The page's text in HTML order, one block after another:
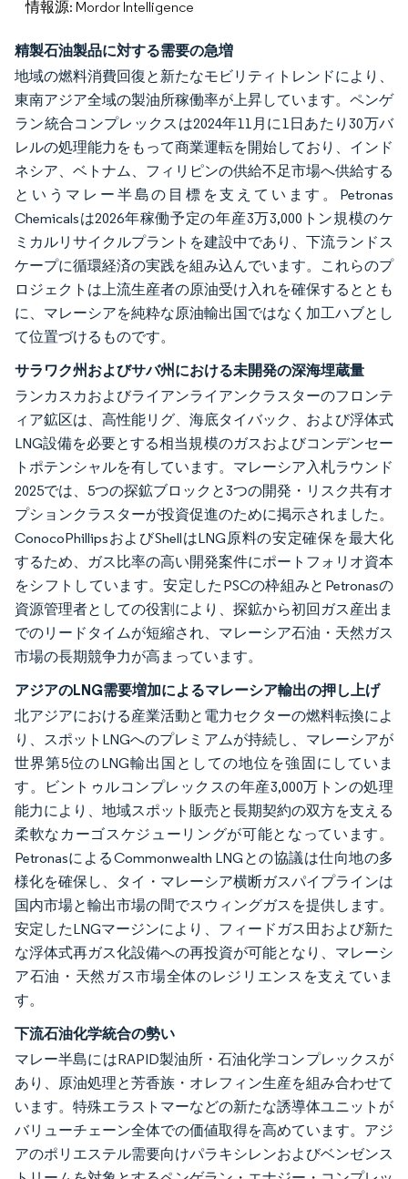
情報源: Mordor Intelligence
精製石油製品に対する需要の急増
地域の燃料消費回復と新たなモビリティトレンドにより、
東南アジア全域の製油所稼働率が上昇しています。ペンゲ
ラン統合コンプレックスは2024年11月に1日あたり30万バ
レルの処理能力をもって商業運転を開始しており、インド
ネシア、ベトナム、フィリピンの供給不足市場へ供給する
というマレー半島の目標を支えています。Petronas
Chemicalsは2026年稼働予定の年産3万3,000トン規模のケ
ミカルリサイクルプラントを建設中であり、下流ランドス
ケープに循環経済の実践を組み込んでいます。これらのプ
ロジェクトは上流生産者の原油受け入れを確保するととも
に、マレーシアを純粋な原油輸出国ではなく加工ハブとし
て位置づけるものです。
サラワク州およびサバ州における未開発の深海埋蔵量
ランカスカおよびライアンライアンクラスターのフロンテ
ィア鉱区は、高性能リグ、海底タイバック、および浮体式
LNG設備を必要とする相当規模のガスおよびコンデンセー
トポテンシャルを有しています。マレーシア入札ラウンド
2025では、5つの探鉱ブロックと3つの開発・リスク共有オ
プションクラスターが投資促進のために掲示されました。
ConocoPhillipsおよびShellはLNG原料の安定確保を最大化
するため、ガス比率の高い開発案件にポートフォリオ資本
をシフトしています。安定したPSCの枠組みとPetronasの
資源管理者としての役割により、探鉱から初回ガス産出ま
でのリードタイムが短縮され、マレーシア石油・天然ガス
市場の長期競争力が高まっています。
アジアのLNG需要増加によるマレーシア輸出の押し上げ
北アジアにおける産業活動と電力セクターの燃料転換によ
り、スポットLNGへのプレミアムが持続し、マレーシアが
世界第5位のLNG輸出国としての地位を強固にしていま
す。ビントゥルコンプレックスの年産3,000万トンの処理
能力により、地域スポット販売と長期契約の双方を支える
柔軟なカーゴスケジューリングが可能となっています。
PetronasによるCommonwealth LNGとの協議は仕向地の多
様化を確保し、タイ・マレーシア横断ガスパイプラインは
国内市場と輸出市場の間でスウィングガスを提供します。
安定したLNGマージンにより、フィードガス田および新た
な浮体式再ガス化設備への再投資が可能となり、マレーシ
ア石油・天然ガス市場全体のレジリエンスを支えていま
す。
下流石油化学統合の勢い
マレー半島にはRAPID製油所・石油化学コンプレックスが
あり、原油処理と芳香族・オレフィン生産を組み合わせて
います。特殊エラストマーなどの新たな誘導体ユニットが
バリューチェーン全体での価値取得を高めています。アジ
アのポリエステル需要向けパラキシレンおよびベンゼンス